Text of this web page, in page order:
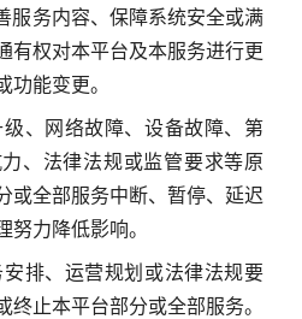
服务内容、保障系统安全或满
有权对本平台及本服务进行更
能变更。
、网络故障、设备故障、第
、法律法规或监管要求等原
或全部服务中断、暂停、延迟
力降低影响。
排、运营规划或法律法规要
止本平台部分或全部服务。